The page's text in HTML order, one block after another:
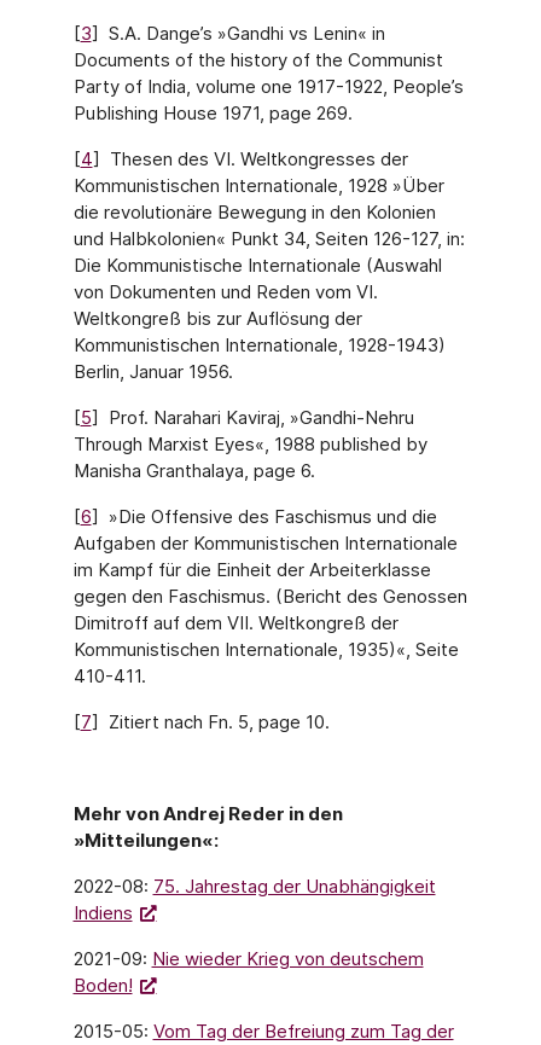
[3] S.A. Dange’s »Gandhi vs Lenin« in
Documents of the history of the Communist
Party of India, volume one 1917-1922, People’s
Publishing House 1971, page 269.
[4] Thesen des VI. Weltkongresses der
Kommunistischen Internationale, 1928 »Über
die revolutionäre Bewegung in den Kolonien
und Halbkolonien« Punkt 34, Seiten 126-127, in:
Die Kommunistische Internationale (Auswahl
von Dokumenten und Reden vom VI.
Weltkongreß bis zur Auflösung der
Kommunistischen Internationale, 1928-1943)
Berlin, Januar 1956.
[5] Prof. Narahari Kaviraj, »Gandhi-Nehru
Through Marxist Eyes«, 1988 published by
Manisha Granthalaya, page 6.
[6] »Die Offensive des Faschismus und die
Aufgaben der Kommunistischen Internationale
im Kampf für die Einheit der Arbeiterklasse
gegen den Faschismus. (Bericht des Genossen
Dimitroff auf dem VII. Weltkongreß der
Kommunistischen Internationale, 1935)«, Seite
410-411.
[7] Zitiert nach Fn. 5, page 10.
Mehr von Andrej Reder in den
»Mitteilungen«:
2022-08: 75. Jahrestag der Unabhängigkeit
Indiens
2021-09: Nie wieder Krieg von deutschem
Boden!
2015-05: Vom Tag der Befreiung zum Tag der